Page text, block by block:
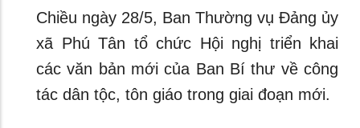
Chiều ngày 28/5, Ban Thường vụ Đảng ủy
xã Phú Tân tổ chức Hội nghị triển khai
các văn bản mới của Ban Bí thư về công
tác dân tộc, tôn giáo trong giai đoạn mới.